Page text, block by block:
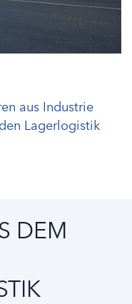
aus Industrie
Lagerlogistik
DEM